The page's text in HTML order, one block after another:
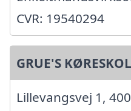
CVR: 19540294
GRUE'S
Lillevangsvej 1,